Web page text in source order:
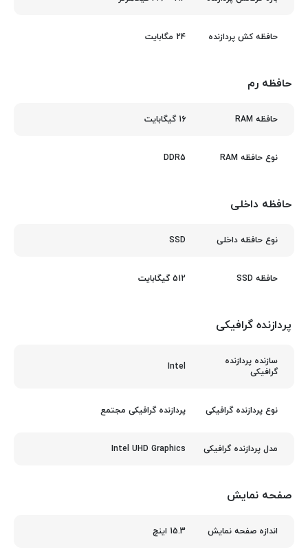
حافظه کش پردازنده 24 مگابایت
حافظه رم
حافظه RAM 16 گیگابایت
نوع حافظه RAM DDR5
حافظه داخلی
نوع حافظه داخلی SSD
حافظه SSD 512 گیگابایت
پردازنده گرافیکی
سازنده پردازنده
گرافیکی
Intel
نوع پردازنده گرافیکی پردازنده گرافیکی مجتمع
مدل پردازنده گرافیکی Intel UHD Graphics
صفحه نمایش
اندازه صفحه نمایش 15.3 اینچ